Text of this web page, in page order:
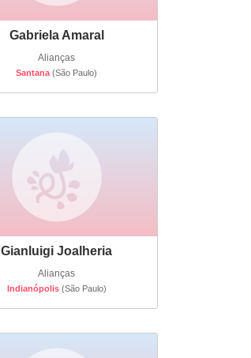
Gabriela Amaral
Alianças
Santana (São Paulo)
Gianluigi Joalheria
Alianças
Indianópolis(São Paulo)